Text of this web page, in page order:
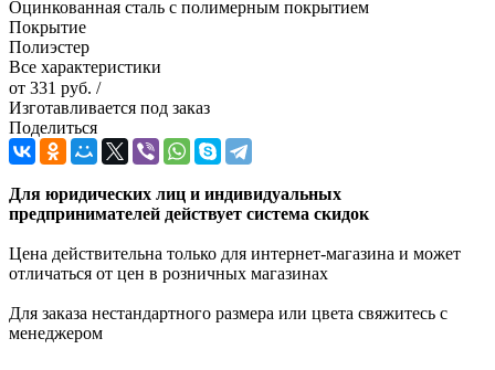
Оцинкованная сталь с полимерным покрытием
Покрытие
Полиэстер
Все характеристики
от 331 руб. /
Изготавливается под заказ
Поделиться
Для юридических лиц и индивидуальных
предпринимателей действует система скидок
Цена действительна только для интернет-магазина и может
отличаться от цен в розничных магазинах
Для заказа нестандартного размера или цвета свяжитесь с
менеджером